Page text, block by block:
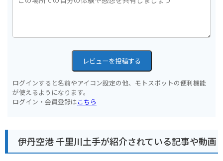
レビューを投稿する
ログインすると名前やアイコン設定の他、モトスポットの便利機能
が使えるようになります。
ログイン・会員登録はこちら
伊丹空港 千里川土手が紹介されている記事や動画